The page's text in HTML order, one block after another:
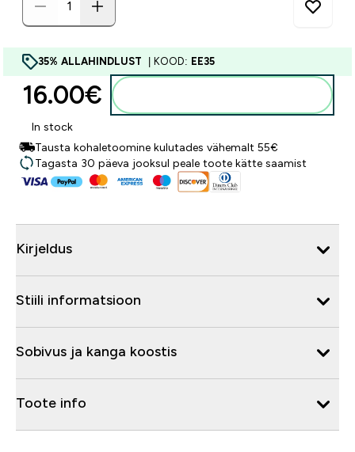
35% ALLAHINDLUST | KOOD: EE35
16.00€‎
In stock
Tausta kohaletoomine kulutades vähemalt 55€
Tagasta 30 päeva jooksul peale toote kätte saamist
Kirjeldus
Stiili informatsioon
Sobivus ja kanga koostis
Toote info